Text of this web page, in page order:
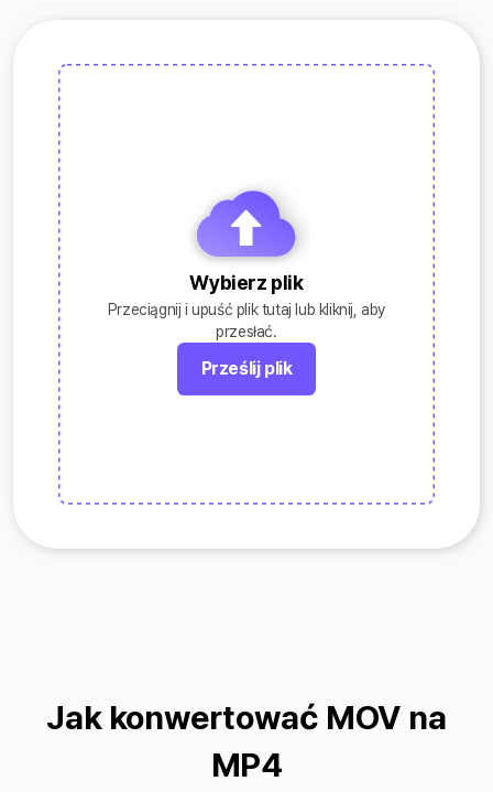
Wybierz plik
Przeciągnij i upuść plik tutaj lub kliknij, aby
przesłać.
Prześlij plik
Jak konwertować MOV na
MP4